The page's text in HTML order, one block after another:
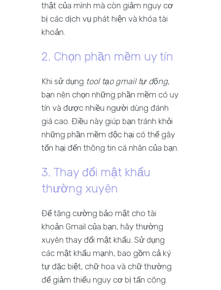
thật của mình mà còn giảm nguy cơ
bị các dịch vụ phát hiện và khóa tài
khoản.
2. Chọn phần mềm uy tín
Khi sử dụng tool tạo gmail tự động,
bạn nên chọn những phần mềm có uy
tín và được nhiều người dùng đánh
giá cao. Điều này giúp bạn tránh khỏi
những phần mềm độc hại có thể gây
tổn hại đến thông tin cá nhân của bạn.
3. Thay đổi mật khẩu
thường xuyên
Để tăng cường bảo mật cho tài
khoản Gmail của bạn, hãy thường
xuyên thay đổi mật khẩu. Sử dụng
các mật khẩu mạnh, bao gồm cả ký
tự đặc biệt, chữ hoa và chữ thường
để giảm thiểu nguy cơ bị tấn công.